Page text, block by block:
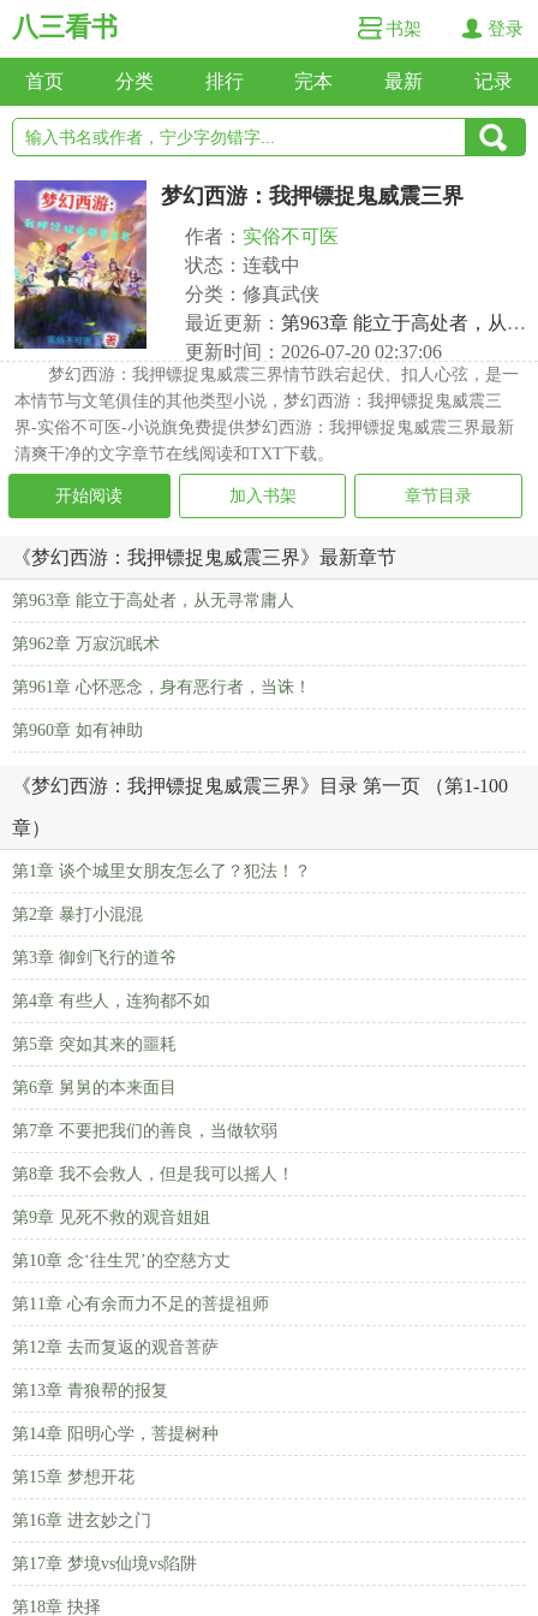
八三看书 书架 登录
首页 分类 排行 完本 最新 记录
梦幻西游：我押镖捉鬼威震三界
作者： 实俗不可医
状态：连载中
分类：修真武侠
最近更新： 第963章 能立于高处者，从无寻常庸人
更新时间：2026-07-20 02:37:06
梦幻西游：我押镖捉鬼威震三界情节跌宕起伏、扣人心弦，是一
本情节与文笔俱佳的其他类型小说，梦幻西游：我押镖捉鬼威震三
界-实俗不可医-小说旗免费提供梦幻西游：我押镖捉鬼威震三界最新
清爽干净的文字章节在线阅读和TXT下载。
开始阅读 加入书架 章节目录
《梦幻西游：我押镖捉鬼威震三界》最新章节
第963章 能立于高处者，从无寻常庸人
第962章 万寂沉眠术
第961章 心怀恶念，身有恶行者，当诛！
第960章 如有神助
《梦幻西游：我押镖捉鬼威震三界》目录 第一页 （第1-100
章）
第1章 谈个城里女朋友怎么了？犯法！？
第2章 暴打小混混
第3章 御剑飞行的道爷
第4章 有些人，连狗都不如
第5章 突如其来的噩耗
第6章 舅舅的本来面目
第7章 不要把我们的善良，当做软弱
第8章 我不会救人，但是我可以摇人！
第9章 见死不救的观音姐姐
第10章 念‘往生咒’的空慈方丈
第11章 心有余而力不足的菩提祖师
第12章 去而复返的观音菩萨
第13章 青狼帮的报复
第14章 阳明心学，菩提树种
第15章 梦想开花
第16章 进玄妙之门
第17章 梦境vs仙境vs陷阱
第18章 抉择